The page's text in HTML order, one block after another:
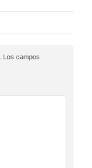
Los campos